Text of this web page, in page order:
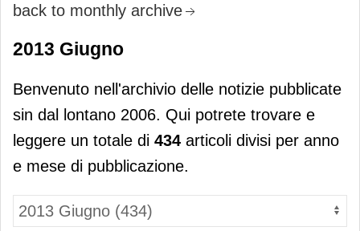
back to monthly archive
2013 Giugno
Benvenuto nell'archivio delle notizie pubblicate
sin dal lontano 2006. Qui potrete trovare e
leggere un totale di 434 articoli divisi per anno
e mese di pubblicazione.